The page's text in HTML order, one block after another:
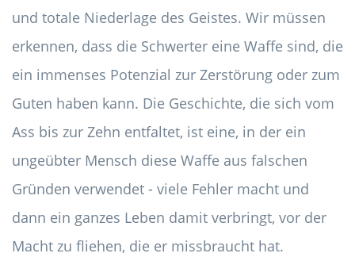
und totale Niederlage des Geistes. Wir müssen
erkennen, dass die Schwerter eine Waffe sind, die
ein immenses Potenzial zur Zerstörung oder zum
Guten haben kann. Die Geschichte, die sich vom
Ass bis zur Zehn entfaltet, ist eine, in der ein
ungeübter Mensch diese Waffe aus falschen
Gründen verwendet - viele Fehler macht und
dann ein ganzes Leben damit verbringt, vor der
Macht zu fliehen, die er missbraucht hat.